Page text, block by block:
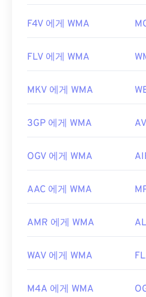
F4V 에게 WMA
FLV 에게 WMA
MKV 에게 WMA
3GP 에게 WMA
OGV 에게 WMA
AAC 에게 WMA
AMR 에게 WMA
WAV 에게 WMA
M4A 에게 WMA